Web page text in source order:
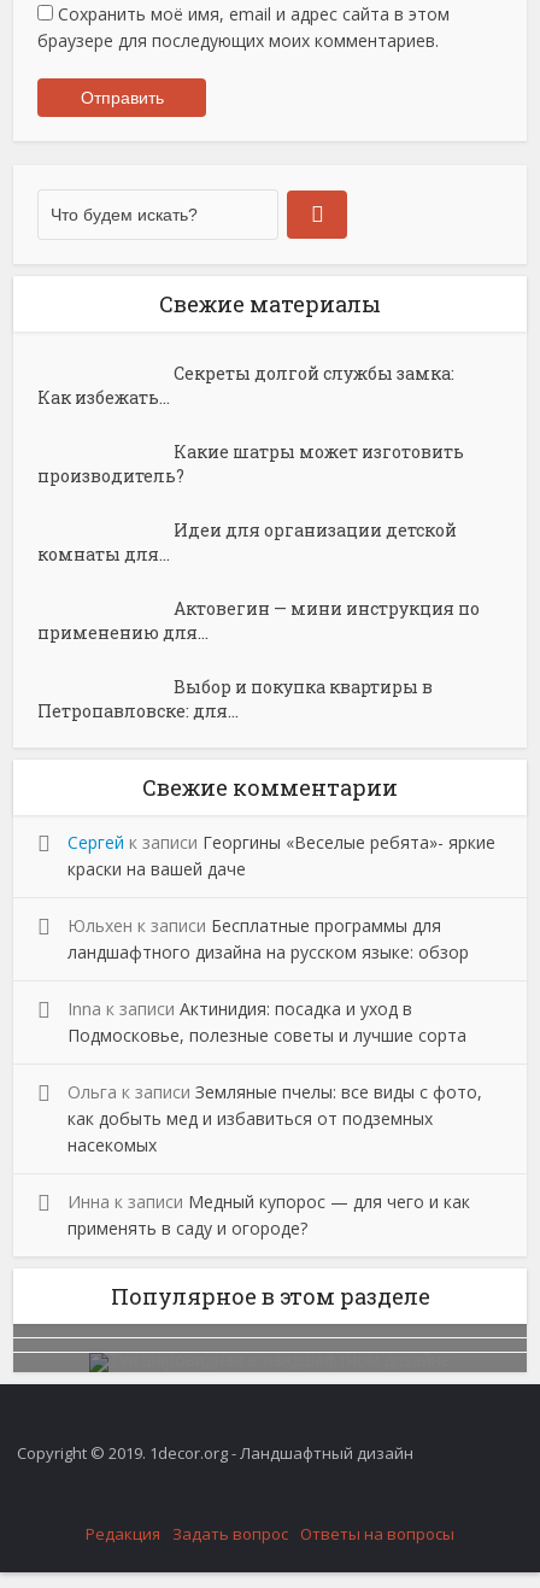
Сохранить моё имя, email и адрес сайта в этом
браузере для последующих моих комментариев.
Свежие материалы
Секреты долгой службы замка:
Как избежать...
Какие шатры может изготовить
производитель?
Идеи для организации детской
комнаты для...
Актовегин — мини инструкция по
применению для...
Выбор и покупка квартиры в
Петропавловске: для...
Свежие комментарии
Сергей к записи Георгины «Веселые ребята»- яркие
краски на вашей даче
Юльхен к записи Бесплатные программы для
ландшафтного дизайна на русском языке: обзор
Inna к записиАктинидия: посадка и уход в
Подмосковье, полезные советы и лучшие сорта
Ольга к записиЗемляные пчелы: все виды с фото,
как добыть мед и избавиться от подземных
насекомых
Инна к записи Медный купорос — для чего и как
применять в саду и огороде?
Популярное в этом разделе
Copyright © 2019. 1decor.org - Ландшафтный дизайн
Редакция Задать вопрос Ответы на вопросы